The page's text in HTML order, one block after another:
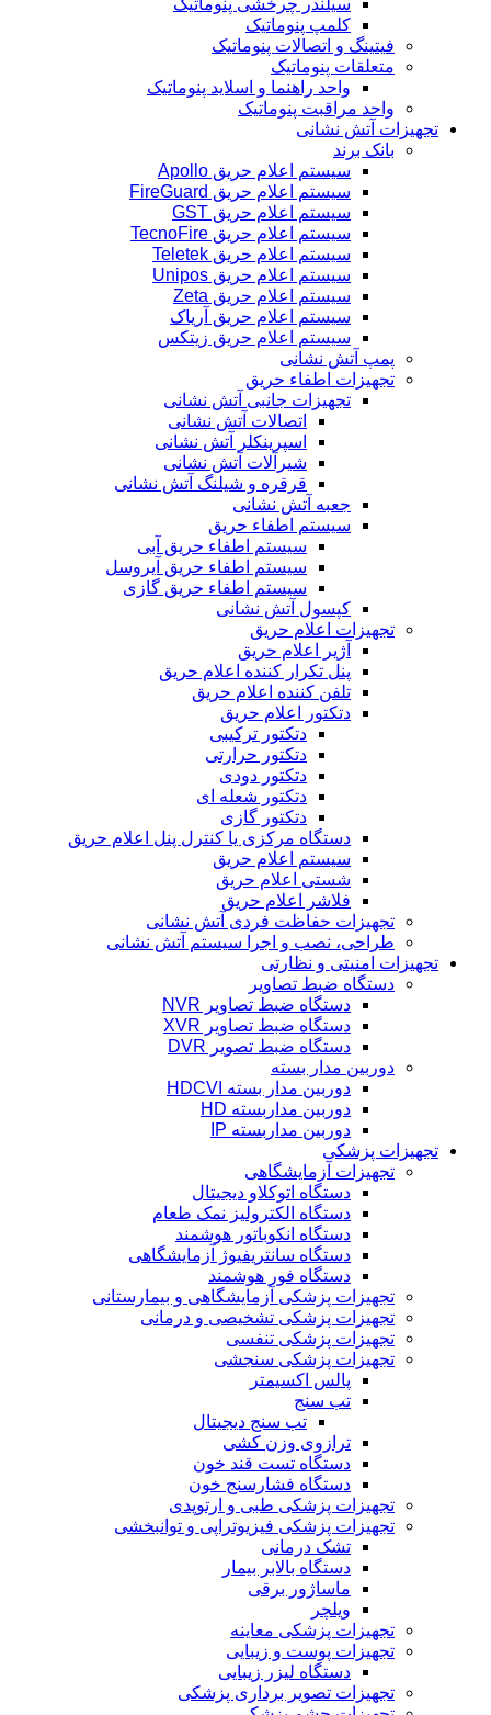
سیلندر چرخشی پنوماتیک
کلمپ پنوماتیک
فیتینگ و اتصالات پنوماتیک
متعلقات پنوماتیک
واحد راهنما و اسلاید پنوماتیک
واحد مراقبت پنوماتیک
تجهیزات آتش نشانی
بانک برند
سیستم اعلام حریق Apollo
سیستم اعلام حریق FireGuard
سیستم اعلام حریق GST
سیستم اعلام حریق TecnoFire
سیستم اعلام حریق Teletek
سیستم اعلام حریق Unipos
سیستم اعلام حریق Zeta
سیستم اعلام حریق آریاک
سیستم اعلام حریق زیتکس
پمپ آتش نشانی
تجهیزات اطفاء حریق
تجهیزات جانبی آتش نشانی
اتصالات آتش نشانی
اسپرینکلر آتش نشانی
شیرآلات آتش نشانی
قرقره و شیلنگ آتش نشانی
جعبه آتش نشانی
سیستم اطفاء حریق
سیستم اطفاء حریق آبی
سیستم اطفاء حریق آیروسل
سیستم اطفاء حریق گازی
کپسول آتش نشانی
تجهیزات اعلام حریق
آژیر اعلام حریق
پنل تکرار کننده اعلام حریق
تلفن کننده اعلام حریق
دتکتور اعلام حریق
دتکتور ترکیبی
دتکتور حرارتی
دتکتور دودی
دتکتور شعله ای
دتکتور گازی
دستگاه مرکزی یا کنترل پنل اعلام حریق
سیستم اعلام حریق
شستی اعلام حریق
فلاشر اعلام حریق
تجهیزات حفاظت فردی آتش نشانی
طراحی، نصب و اجرا سیستم آتش نشانی
تجهیزات امنیتی و نظارتی
دستگاه ضبط تصاویر
دستگاه ضبط تصاویر NVR
دستگاه ضبط تصاویر XVR
دستگاه ضبط تصویر DVR
دوربین مدار بسته
دوربین مدار بسته HDCVI
دوربین مداربسته HD
دوربین مداربسته IP
تجهیزات پزشکی
تجهیزات آزمایشگاهی
دستگاه اتوکلاو دیجیتال
دستگاه الکترولیز نمک طعام
دستگاه انکوباتور هوشمند
دستگاه سانتریفیوژ آزمایشگاهی
دستگاه فور هوشمند
تجهیزات پزشکی آزمایشگاهی و بیمارستانی
تجهیزات پزشکی تشخیصی و درمانی
تجهیزات پزشکی تنفسی
تجهیزات پزشکی سنجشی
پالس اکسیمتر
تب سنج
تب سنج دیجیتال
ترازوی وزن کشی
دستگاه تست قند خون
دستگاه فشارسنج خون
تجهیزات پزشکی طبی و ارتوپدی
تجهیزات پزشکی فیزیوتراپی و توانبخشی
تشک درمانی
دستگاه بالابر بیمار
ماساژور برقی
ویلچر
تجهیزات پزشکی معاینه
تجهیزات پوست و زیبایی
دستگاه لیزر زیبایی
تجهیزات تصویر برداری پزشکی